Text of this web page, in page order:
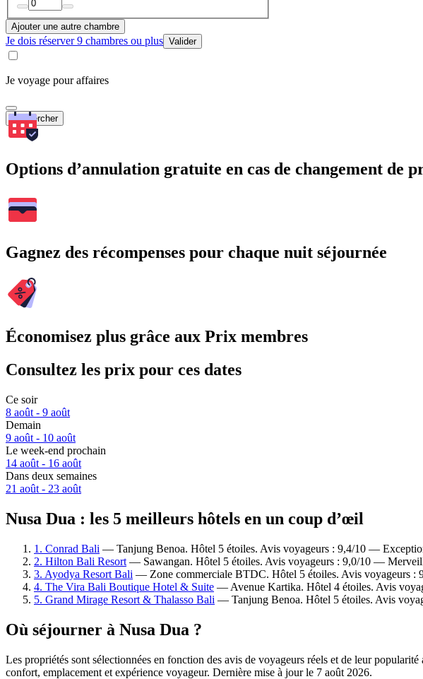
Ajouter une autre chambre
Je dois réserver 9 chambres ou plus Valider
Je voyage pour affaires
Rechercher
Options d’annulation gratuite en cas de changement de
Gagnez des récompenses pour chaque nuit séjournée
Économisez plus grâce aux Prix membres
Consultez les prix pour ces dates
Ce soir
8 août - 9 août
Demain
9 août - 10 août
Le week-end prochain
14 août - 16 août
Dans deux semaines
21 août - 23 août
Nusa Dua : les 5 meilleurs hôtels en un coup d’œil
1. Conrad Bali — Tanjung Benoa. Hôtel 5 étoiles. Avis voyageurs : 9,4/10 —
2. Hilton Bali Resort — Sawangan. Hôtel 5 étoiles. Avis voyageurs : 9,0/10 —
3. Ayodya Resort Bali — Zone commerciale BTDC. Hôtel 5 étoiles. Avis voyageurs
4. The Vira Bali Boutique Hotel & Suite — Avenue Kartika. Hôtel 4 étoiles. Avis
5. Grand Mirage Resort & Thalasso Bali — Tanjung Benoa. Hôtel 5 étoiles. Avis
Où séjourner à Nusa Dua ?
Les propriétés sont sélectionnées en fonction des avis de voyageurs réels et de leur
confort, emplacement et expérience voyageur. Dernière mise à jour le 7 août 2026.